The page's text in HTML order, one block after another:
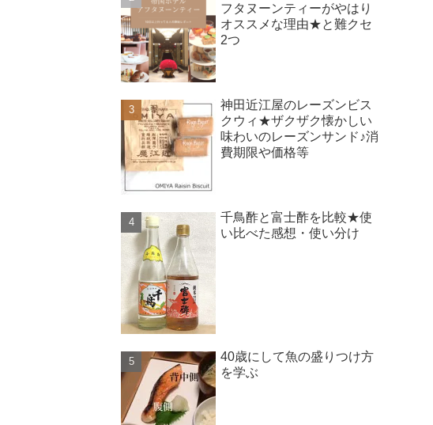
フタヌーンティーがやはり
オススメな理由★と難クセ
2つ
神田近江屋のレーズンビス
クウィ★ザクザク懐かしい
味わいのレーズンサンド♪消
費期限や価格等
千鳥酢と富士酢を比較★使
い比べた感想・使い分け
40歳にして魚の盛りつけ方
を学ぶ